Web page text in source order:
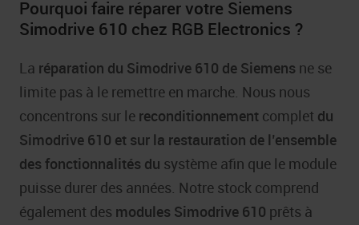
Pourquoi faire réparer votre Siemens
Simodrive 610 chez RGB Electronics ?
La réparation du Simodrive 610 de Siemens ne se
limite pas à le remettre en marche. Nous nous
concentrons sur le reconditionnement complet du
Simodrive 610 et sur la restauration de l’ensemble
des fonctionnalités du système afin que le module
puisse durer des années. Notre stock comprend
également des modules Simodrive 610 prêts à